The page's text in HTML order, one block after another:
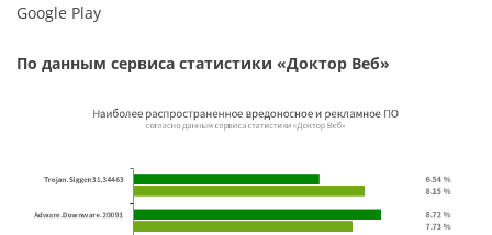
Google Play
По данным сервиса статистики «Доктор Веб»